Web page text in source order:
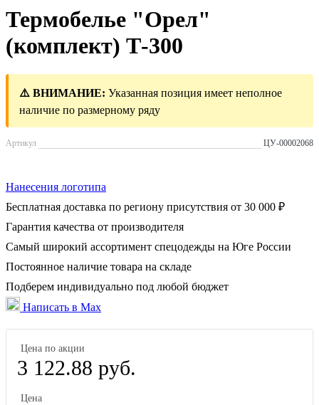
Термобелье "Орел"
(комплект) Т-300
⚠️ ВНИМАНИЕ: Указанная позиция имеет неполное
наличие по размерному ряду
Артикул ЦУ-00002068
Нанесения логотипа
Бесплатная доставка по региону присутствия от 30 000 ₽
Гарантия качества от производителя
Самый широкий ассортимент спецодежды на Юге России
Постоянное наличие товара на складе
Подберем индивидуально под любой бюджет
Написать в Max
Цена по акции
3 122.88 руб.
Цена